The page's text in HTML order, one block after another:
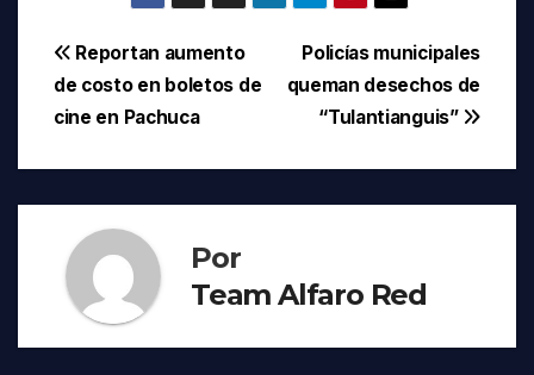
Navegación
de
entradas
Policías municipales
queman desechos de
“Tulantianguis”
Reportan aumento
de costo en boletos de
cine en Pachuca
Por
Team Alfaro Red